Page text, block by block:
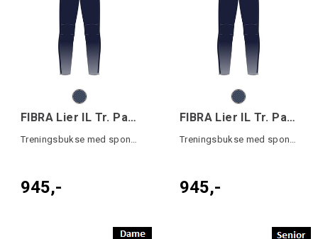
FIBRA Lier IL Tr. Pant Warm
Treningsbukse med sponsorlogoer
945,-
FIBRA Lier IL Tr. Pant Warm W
Treningsbukse med sponsorlogoer Dame
945,-